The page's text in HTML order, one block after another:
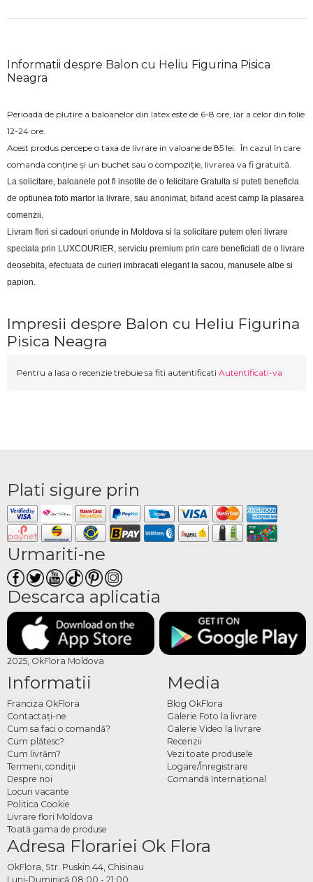
Informatii despre Balon cu Heliu Figurina Pisica
Neagra
Perioada de plutire a baloanelor din latex este de 6-8 ore, iar a celor din folie
12-24 ore.
Acest produs percepe o taxa de livrare in valoane de 85 lei.
În cazul în care
comanda conține și un buchet sau o compoziție, livrarea va fi gratuită.
La solicitare, baloanele pot fi insotite de o felicitare Gratuita si puteti beneficia
de optiunea foto martor la livrare, sau anonimat, bifand acest camp la plasarea
comenzii.
Livram flori si cadouri oriunde in Moldova si la solicitare putem oferi livrare
speciala prin LUXCOURIER, serviciu premium prin care beneficiati de o livrare
deosebita, efectuata de curieri imbracati elegant la sacou, manusele albe si
papion.
Impresii despre Balon cu Heliu Figurina
Pisica Neagra
Pentru a lasa o recenzie trebuie sa fiti autentificati Autentificati-va
Plati sigure prin
Urmariti-ne
Descarca aplicatia
2025, OkFlora Moldova
Informatii
Franciza OkFlora
Contactaţi-ne
Cum sa faci o comandă?
Cum plătesc?
Cum livrăm?
Termeni, condiţii
Despre noi
Locuri vacante
Politica Cookie
Livrare flori Moldova
Toată gama de produse
Media
Blog OkFlora
Galerie Foto la livrare
Galerie Video la livrare
Recenzii
Vezi toate produsele
Logare/Înregistrare
Comandă Internațional
Adresa Florariei Ok Flora
OkFlora, Str. Puskin 44, Chisinau
Luni-Duminică 08:00 - 21:00